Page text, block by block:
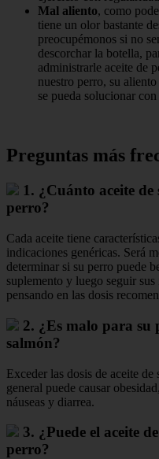
Mal aliento, como
tiene un olor bastante
preocupémonos si no
descorchar la botella,
administrarle aceite de
nuestro perro, su
se pueda solucionar
Preguntas más
1. ¿Cuánto aceite
perro?
Cada aceite tiene
indicaciones genéricas. Será
determinar si su perro puede
suplemento y luego seguir
pensando en las dosis
2. ¿Es malo para su
salmón?
Exceder las dosis de aceite
general puede causar
náuseas y diarrea.
3. ¿Puede el aceite
perro?